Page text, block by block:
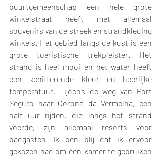
buurtgemeenschap een hele grote
winkelstraat heeft met allemaal
souvenirs van de streek en strandkleding
winkels. Het gebied langs de kust is een
grote toeristische trekpleister. Het
strand is heel mooi en het water heeft
een schitterende kleur en heerlijke
temperatuur. Tijdens de weg van Port
Seguro naar Corona da Vermelha, een
half uur rijden, die langs het strand
voerde, zijn allemaal resorts voor
badgasten. Ik ben blij dat ik ervoor
gekozen had om een kamer te gebruiken